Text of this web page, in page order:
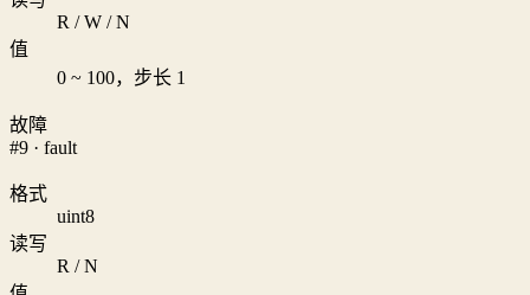
R / W / N
值
0 ~ 100，步长 1
故障
#9 · fault
格式
uint8
读写
R / N